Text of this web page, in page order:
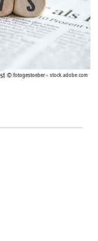
© fotogestoeber - stock.adobe.com